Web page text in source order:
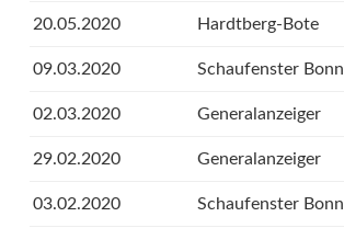
20.05.2020 Hardtberg-Bote
09.03.2020 Schaufenster Bonn
02.03.2020 Generalanzeiger
29.02.2020 Generalanzeiger
03.02.2020 Schaufenster Bonn